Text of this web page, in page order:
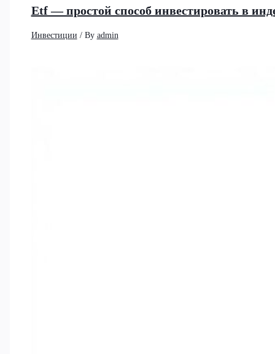
Etf — простой способ инвестировать в
Инвестиции / By admin